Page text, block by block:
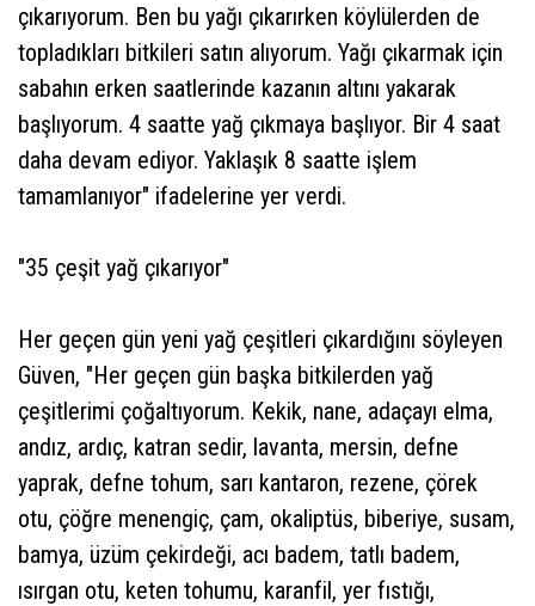
çıkarıyorum. Ben bu yağı çıkarırken köylülerden de
topladıkları bitkileri satın alıyorum. Yağı çıkarmak için
sabahın erken saatlerinde kazanın altını yakarak
başlıyorum. 4 saatte yağ çıkmaya başlıyor. Bir 4 saat
daha devam ediyor. Yaklaşık 8 saatte işlem
tamamlanıyor" ifadelerine yer verdi.
"35 çeşit yağ çıkarıyor"
Her geçen gün yeni yağ çeşitleri çıkardığını söyleyen
Güven, "Her geçen gün başka bitkilerden yağ
çeşitlerimi çoğaltıyorum. Kekik, nane, adaçayı elma,
andız, ardıç, katran sedir, lavanta, mersin, defne
yaprak, defne tohum, sarı kantaron, rezene, çörek
otu, çöğre menengiç, çam, okaliptüs, biberiye, susam,
bamya, üzüm çekirdeği, acı badem, tatlı badem,
ısırgan otu, keten tohumu, karanfil, yer fıstığı,